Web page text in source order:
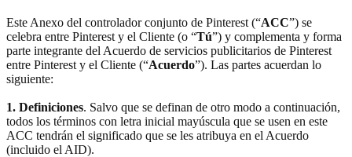
Este Anexo del controlador conjunto de Pinterest (“ACC”) se
celebra entre Pinterest y el Cliente (o “Tú”) y complementa y forma
parte integrante del Acuerdo de servicios publicitarios de Pinterest
entre Pinterest y el Cliente (“Acuerdo”). Las partes acuerdan lo
siguiente:
1. Definiciones. Salvo que se definan de otro modo a continuación,
todos los términos con letra inicial mayúscula que se usen en este
ACC tendrán el significado que se les atribuya en el Acuerdo
(incluido el AID).